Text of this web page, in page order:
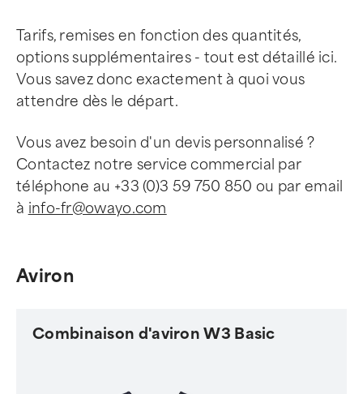
Tarifs, remises en fonction des quantités,
options supplémentaires - tout est détaillé ici.
Vous savez donc exactement à quoi vous
attendre dès le départ.
Vous avez besoin d'un devis personnalisé ?
Contactez notre service commercial par
téléphone au +33 (0)3 59 750 850 ou par email
à info-fr@owayo.com
Aviron
Combinaison d'aviron W3 Basic